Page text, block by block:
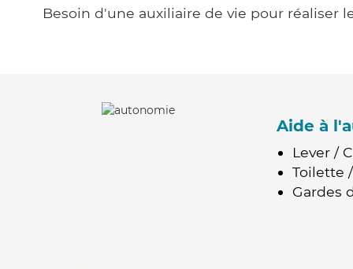
Besoin d'une auxiliaire de vie pour réaliser
Aide à
Lever /
Toilette
Gardes